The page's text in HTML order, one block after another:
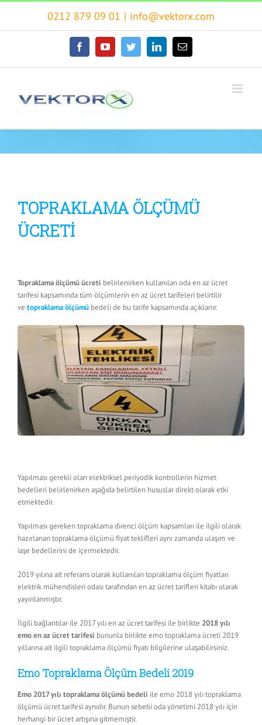
content
0212 879 09 01 | info@vektorx.com
facebookyoutubetwitter linkedinE-
posta
TOPRAKLAMA ÖLÇÜMÜ
ÜCRETİ
Topraklama ölçümü ücreti belirlenirken kullanılan oda en az ücret
tarifesi kapsamında tüm ölçümlerin en az ücret tarifeleri belirtilir
ve topraklama ölçümü bedeli de bu tarife kapsamında açıklanır.
Yapılması gerekli olan elektriksel periyodik kontrollerin hizmet
bedelleri belirlenirken aşağıda belirtilen hususlar direkt olarak etki
etmektedir.
Yapılması gereken topraklama direnci ölçüm kapsamları ile ilgili olarak
hazırlanan topraklama ölçümü fiyat teklifleri aynı zamanda ulaşım ve
iaşe bedellerini de içermektedir.
2019 yılına ait referans olarak kullanılan topraklama ölçüm fiyatları
elektrik mühendisleri odası tarafından en az ücret tarifleri kitabı olarak
yayınlanmıştır.
İlgili bağlantılar ile 2017 yılı en az ücret tarifesi ile birlikte 2018 yılı
emo en az ücret tarifesi bununla birlikte emo topraklama ücreti 2019
yıllarına ait ilgili topraklama ölçümü fiyatı bilgilerine ulaşabilirsiniz.
Emo Topraklama Ölçüm Bedeli 2019
Emo 2017 yılı topraklama ölçümü bedeli ile emo 2018 yılı topraklama
ölçümü ücret tarifesi aynıdır. Bunun sebebi oda yönetimi 2018 yılı için
herhangi bir ücret artışına gitmemiştir.